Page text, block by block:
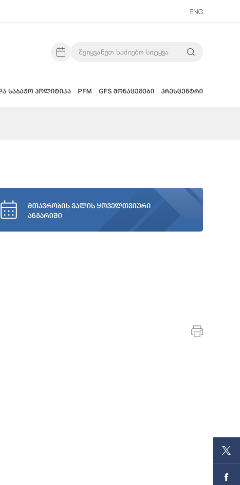
ENG
საბაჟო პოლიტიკა PFM GFS მონაცემები პრესცენტრი
მთავრობის ვალის ყოველთვიური
ანგარიში